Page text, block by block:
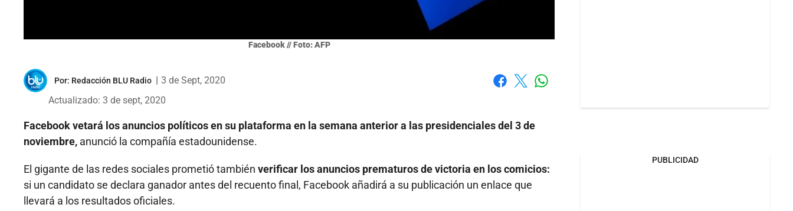
Facebook // Foto: AFP
Por: Redacción BLU Radio
3 de Sept, 2020
Actualizado: 3 de sept, 2020
Facebook vetará los anuncios políticos en su plataforma en la semana anterior a las presidenciales del 3 de
noviembre, anunció la compañía estadounidense.
El gigante de las redes sociales prometió también verificar los anuncios prematuros de victoria en los comicios:
si un candidato se declara ganador antes del recuento final, Facebook añadirá a su publicación un enlace que
llevará a los resultados oficiales.
PUBLICIDAD